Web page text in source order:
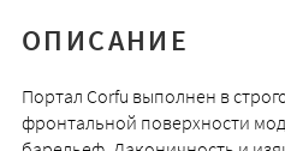
ОПИСАНИЕ
Портал Corfu выполнен в
фронтальной поверхности